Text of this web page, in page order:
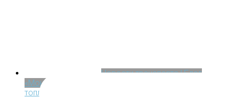
Новости транспорта | Блог
«МониторингАвто»
топливо к концу 2023 года?